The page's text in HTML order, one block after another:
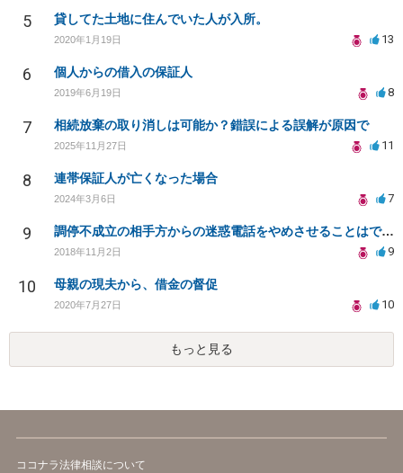
5 貸してた土地に住んでいた人が入所。
2020年1月19日 13
6 個人からの借入の保証人
2019年6月19日 8
7 相続放棄の取り消しは可能か？錯誤による誤解が原因で
2025年11月27日 11
8 連帯保証人が亡くなった場合
2024年3月6日 7
9 調停不成立の相手方からの迷惑電話をやめさせることはできますか？
2018年11月2日 9
10 母親の現夫から、借金の督促
2020年7月27日 10
もっと見る
ココナラ法律相談について